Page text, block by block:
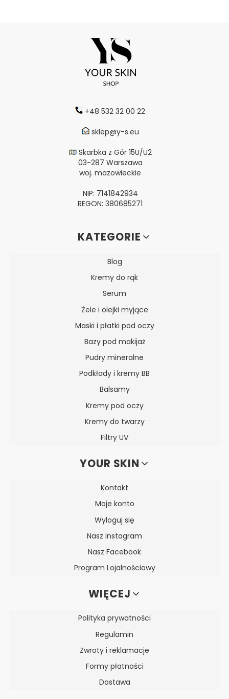
+48 532 32 00 22
sklep@y-s.eu
Skarbka z Gór 15U/U2
03-287 Warszawa
woj. mazowieckie
NIP: 7141842934
REGON: 380685271
Linki w stopceKATEGORIE
Blog
Kremy do rąk
Serum
Żele i olejki myjące
Maski i płatki pod oczy
Bazy pod makijaż
Pudry mineralne
Podkłady i kremy BB
Balsamy
Kremy pod oczy
Kremy do twarzy
Filtry UV
YOUR SKIN
Kontakt
Moje konto
Wyloguj się
Nasz instagram
Nasz Facebook
Program Lojalnościowy
WIĘCEJ
Polityka prywatności
Regulamin
Zwroty i reklamacje
Formy płatności
Dostawa